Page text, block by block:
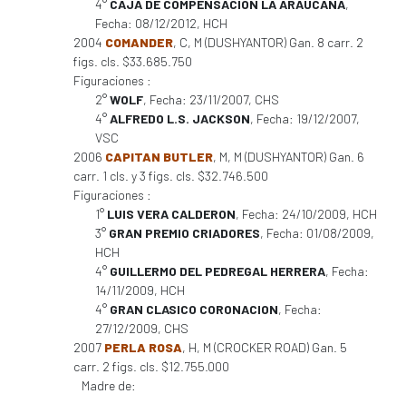
4° CAJA DE COMPENSACION LA ARAUCANA,
Fecha: 08/12/2012, HCH
2004 COMANDER, C, M (DUSHYANTOR) Gan. 8 carr. 2
figs. cls. $33.685.750
Figuraciones :
2°WOLF, Fecha: 23/11/2007, CHS
4°ALFREDO L.S. JACKSON, Fecha: 19/12/2007,
VSC
2006 CAPITAN BUTLER, M, M (DUSHYANTOR) Gan. 6
carr. 1 cls. y 3 figs. cls. $32.746.500
Figuraciones :
1° LUIS VERA CALDERON, Fecha: 24/10/2009, HCH
3° GRAN PREMIO CRIADORES, Fecha: 01/08/2009,
HCH
4° GUILLERMO DEL PEDREGAL HERRERA, Fecha:
14/11/2009, HCH
4° GRAN CLASICO CORONACION, Fecha:
27/12/2009, CHS
2007 PERLA ROSA, H, M (CROCKER ROAD) Gan. 5
carr. 2 figs. cls. $12.755.000
Madre de: